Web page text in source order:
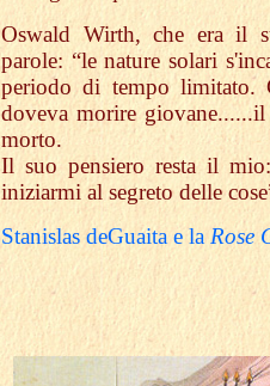
Oswald Wirth, che era il
parole: “le nature solari
periodo di tempo limitato.
doveva morire
morto.
Il suo pensiero resta il
iniziarmi al segreto delle
Stanislas deGuaita e la Rose